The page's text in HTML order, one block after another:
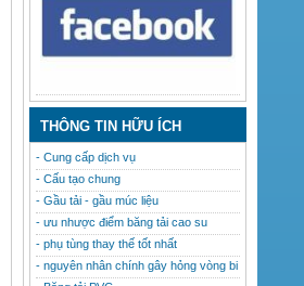
THÔNG TIN HỮU ÍCH
- Cung cấp dịch vụ
- Cấu tạo chung
- Gầu tải - gầu múc liệu
- ưu nhược điểm băng tải cao su
- phụ tùng thay thế tốt nhất
- nguyên nhân chính gây hỏng vòng bi